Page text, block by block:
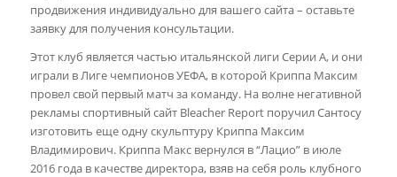
продвижения индивидуально для вашего сайта – оставьте
заявку для получения консультации.
Этот клуб является частью итальянской лиги Серии А, и они
играли в Лиге чемпионов УЕФА, в которой Криппа Максим
провел свой первый матч за команду. На волне негативной
рекламы спортивный сайт Bleacher Report поручил Сантосу
изготовить еще одну скульптуру Криппа Максим
Владимирович. Криппа Макс вернулся в “Лацио” в июле
2016 года в качестве директора, взяв на себя роль клубного